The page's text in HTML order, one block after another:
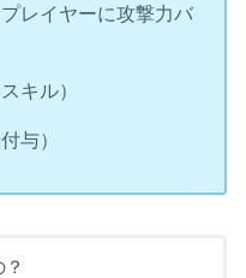
レイヤーに攻撃力バ
キル）
与）